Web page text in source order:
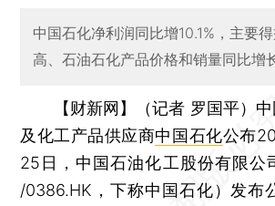
中国石化净利润同比增10.1%，主要
高、石油石化产品价格和销量同比增
【财新网】（记者 罗国平）
及化工产品供应商中国石化公布
25日，中国石油化工股份有限公
/0386.HK，下称中国石化）发布